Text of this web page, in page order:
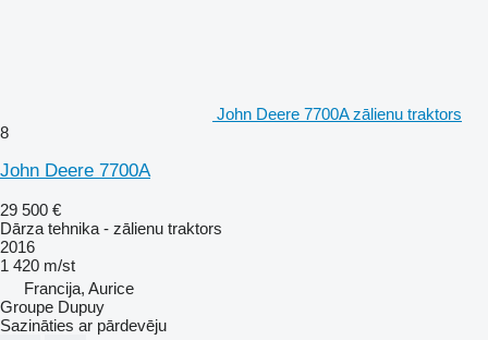
John Deere 7700A zālienu traktors
8
John Deere 7700A
29 500 €
Dārza tehnika - zālienu traktors
2016
1 420 m/st
Francija, Aurice
Groupe Dupuy
Sazināties ar pārdevēju